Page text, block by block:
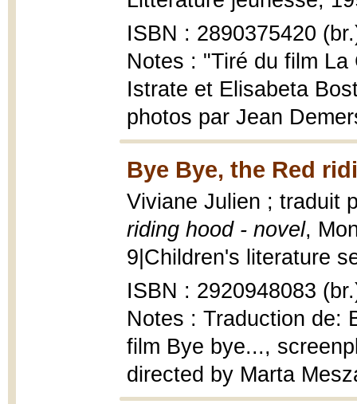
ISBN : 2890375420
Notes : "Tiré du film
Istrate et Elisabeta
photos par Jean
Bye Bye, the Red
Viviane Julien ; traduit
riding hood - novel,
9|Children's literature
ISBN : 2920948083
Notes : Traduction de:
film Bye bye...,
directed by Marta